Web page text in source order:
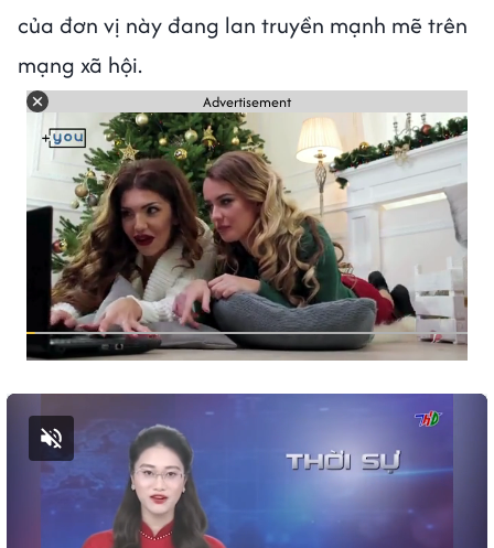
của đơn vị này đang lan truyền mạnh mẽ trên
mạng xã hội.
Advertisement
Bật tiếng